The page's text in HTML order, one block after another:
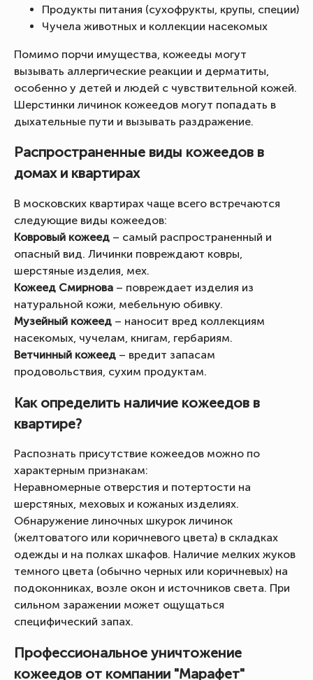
Продукты питания (сухофрукты, крупы, специи)
Чучела животных и коллекции насекомых
Помимо порчи имущества, кожееды могут
вызывать аллергические реакции и дерматиты,
особенно у детей и людей с чувствительной кожей.
Шерстинки личинок кожеедов могут попадать в
дыхательные пути и вызывать раздражение.
Распространенные виды кожеедов в
домах и квартирах
В московских квартирах чаще всего встречаются
следующие виды кожеедов:
Ковровый кожеед – самый распространенный и
опасный вид. Личинки повреждают ковры,
шерстяные изделия, мех.
Кожеед Смирнова – повреждает изделия из
натуральной кожи, мебельную обивку.
Музейный кожеед – наносит вред коллекциям
насекомых, чучелам, книгам, гербариям.
Ветчинный кожеед – вредит запасам
продовольствия, сухим продуктам.
Как определить наличие кожеедов в
квартире?
Распознать присутствие кожеедов можно по
характерным признакам:
Неравномерные отверстия и потертости на
шерстяных, меховых и кожаных изделиях.
Обнаружение линочных шкурок личинок
(желтоватого или коричневого цвета) в складках
одежды и на полках шкафов. Наличие мелких жуков
темного цвета (обычно черных или коричневых) на
подоконниках, возле окон и источников света. При
сильном заражении может ощущаться
специфический запах.
Профессиональное уничтожение
кожеедов от компании "Марафет"